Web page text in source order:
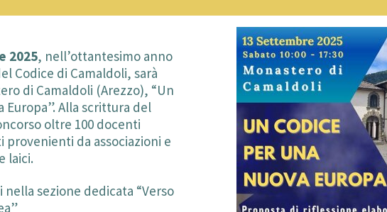
2025, nell’ottantesimo anno
Codice di Camaldoli, sarà
di Camaldoli (Arezzo), “Un
Europa”. Alla scrittura del
oltre 100 docenti
da associazioni e
laici.
sezione dedicata “Verso